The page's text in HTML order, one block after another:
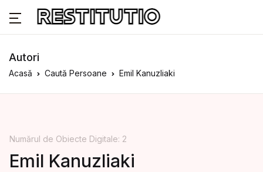
Autori
Acasă Caută Persoane Emil Kanuzliaki
Numărul de Obiecte Digitale: 2
Emil Kanuzliaki